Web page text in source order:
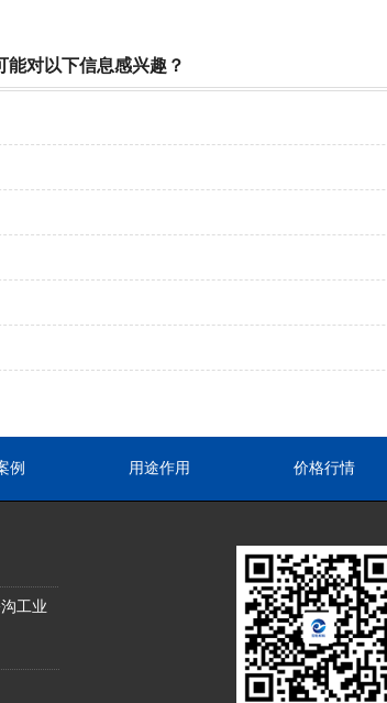
能对以下信息感兴趣？
例 用途作用 价格行情
工业